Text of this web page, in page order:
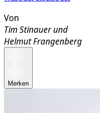
Von
Tim Stinauerund
Helmut Frangenberg
Merken